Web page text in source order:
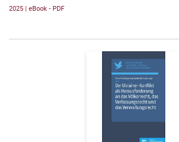
2025 | eBook - PDF